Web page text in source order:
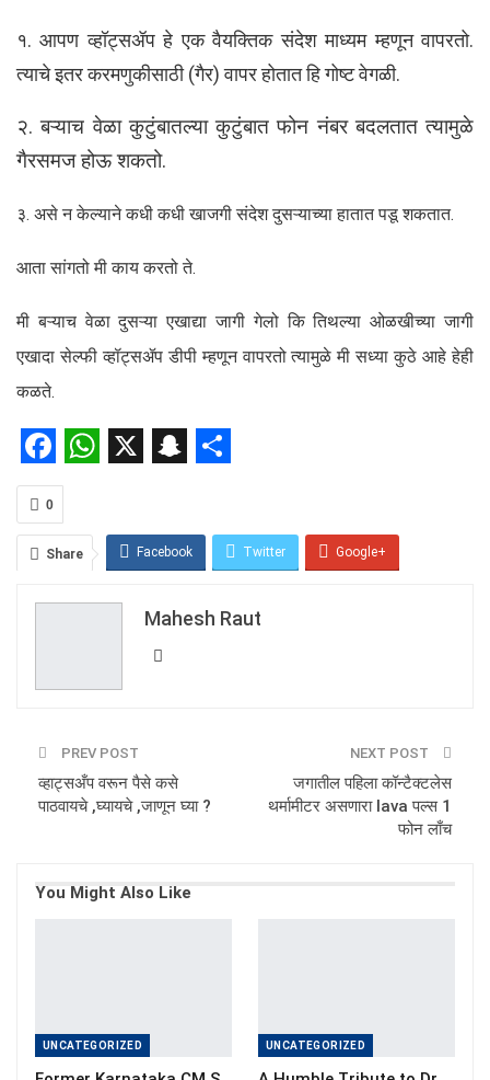
१. आपण व्हॉट्सॲप हे एक वैयक्तिक संदेश माध्यम म्हणून वापरतो.
त्याचे इतर करमणुकीसाठी (गैर) वापर होतात हि गोष्ट वेगळी.
२. बऱ्याच वेळा कुटुंबातल्या कुटुंबात फोन नंबर बदलतात त्यामुळे
गैरसमज होऊ शकतो.
३. असे न केल्याने कधी कधी खाजगी संदेश दुसऱ्याच्या हातात पडू शकतात.
आता सांगतो मी काय करतो ते.
मी बऱ्याच वेळा दुसऱ्या एखाद्या जागी गेलो कि तिथल्या ओळखीच्या जागी
एखादा सेल्फी व्हॉट्सॲप डीपी म्हणून वापरतो त्यामुळे मी सध्या कुठे आहे हेही
कळते.
Facebook
0
Share Facebook Twitter Google+
Mahesh Raut
PREV POST
व्हाट्सअँप वरून पैसे कसे
पाठवायचे ,घ्यायचे ,जाणून घ्या ?
NEXT POST
जगातील पहिला कॉन्टैक्टलेस
थर्मामीटर असणारा lava पल्स 1
फोन लाँच
You Might Also Like
UNCATEGORIZED UNCATEGORIZED